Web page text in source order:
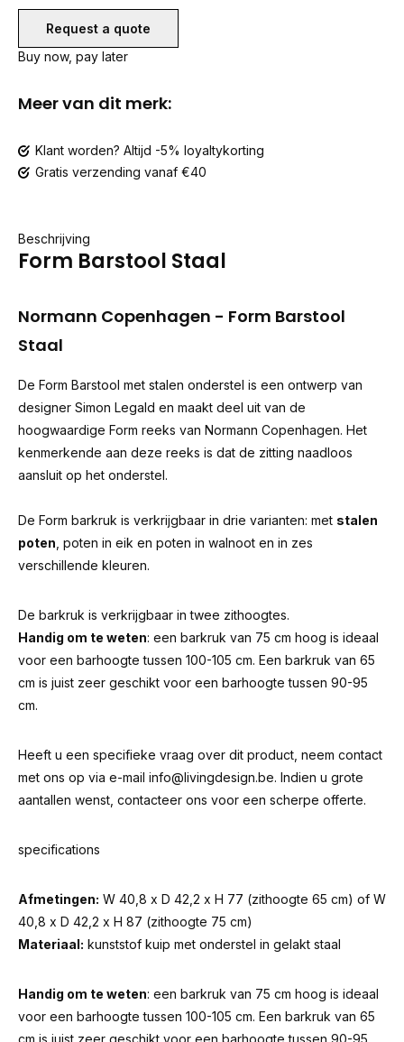
Request a quote
Buy now, pay later
Meer van dit merk:
Klant worden? Altijd -5% loyaltykorting
Gratis verzending vanaf €40
Beschrijving
Form Barstool Staal
Normann Copenhagen - Form Barstool
Staal
De Form Barstool met stalen onderstel is een ontwerp van
designer Simon Legald en maakt deel uit van de
hoogwaardige Form reeks van Normann Copenhagen. Het
kenmerkende aan deze reeks is dat de zitting naadloos
aansluit op het onderstel.
De Form barkruk is verkrijgbaar in drie varianten: met stalen
poten , poten in eik en poten in walnoot en in zes
verschillende kleuren.
De barkruk is verkrijgbaar in twee zithoogtes.
Handig om te weten: een barkruk van 75 cm hoog is ideaal
voor een barhoogte tussen 100-105 cm. Een barkruk van 65
cm is juist zeer geschikt voor een barhoogte tussen 90-95
cm.
Heeft u een specifieke vraag over dit product, neem contact
met ons op via e-mail info@livingdesign.be. Indien u grote
aantallen wenst, contacteer ons voor een scherpe offerte.
specifications
Afmetingen: W 40,8 x D 42,2 x H 77 (zithoogte 65 cm) of W
40,8 x D 42,2 x H 87 (zithoogte 75 cm)
Materiaal: kunststof kuip met onderstel in gelakt staal
Handig om te weten: een barkruk van 75 cm hoog is ideaal
voor een barhoogte tussen 100-105 cm. Een barkruk van 65
cm is juist zeer geschikt voor een barhoogte tussen 90-95